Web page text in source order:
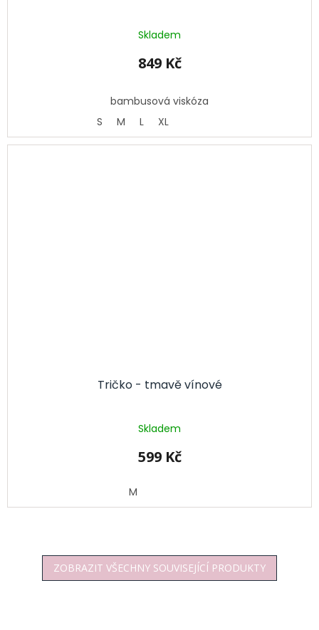
Skladem
849 Kč
bambusová viskóza
S
M L XL
Tričko - tmavě vínové
Skladem
599 Kč
M
ZOBRAZIT VŠECHNY SOUVISEJÍCÍ PRODUKTY